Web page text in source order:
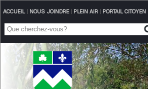
ACCUEIL| NOUS JOINDRE| PLEIN AIR| PORTAIL CITOYEN